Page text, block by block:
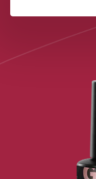
aantal